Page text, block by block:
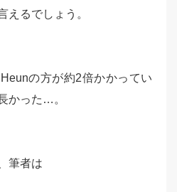
えるでしょう。
の方が約2倍かかってい
かった…。
筆者は